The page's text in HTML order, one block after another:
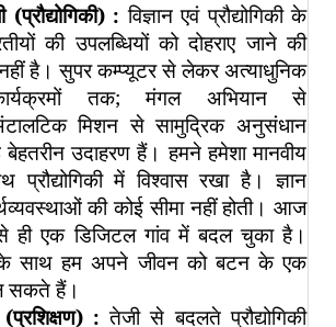
: विज्ञान एवं प्रौद्योगिकी के
की उपलब्धियों को दोहराए जाने की
है। सुपर कम्प्यूटर से लेकर अत्याधुनिक
तक;
मंगल अभियान से
मिशन से सामुद्रिक अनुसंधान
उदाहरण हैं। हमने हमेशा मानवीय
में विश्वास रखा है। ज्ञान
की कोई सीमा नहीं होती। आज
ही एक डिजिटल गांव में बदल चुका है।
के साथ हम अपने जीवन को बटन के एक
सकते हैं।
: तेजी से बदलते प्रौद्योगिकी